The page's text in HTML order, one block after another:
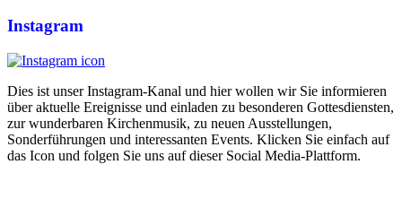
Instagram
Dies ist unser Instagram-Kanal und hier wollen wir Sie informieren
über aktuelle Ereignisse und einladen zu besonderen Gottesdiensten,
zur wunderbaren Kirchenmusik, zu neuen Ausstellungen,
Sonderführungen und interessanten Events. Klicken Sie einfach auf
das Icon und folgen Sie uns auf dieser Social Media-Plattform.